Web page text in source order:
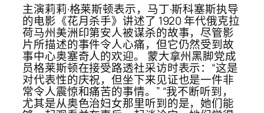
主演莉莉·格莱斯顿表示，马丁·斯科塞斯执导
的电影《花月杀手》讲述了 1920 年代俄克拉
荷马州美洲印第安人被谋杀的故事，尽管影
片所描述的事件令人心痛，但它仍然受到故
事中心奥塞奇人的欢迎。 蒙大拿州黑脚党成
员格莱斯顿在接受路透社采访时表示：“这是
对代表性的庆祝，但坐下来见证也是一件非
常令人震惊和痛苦的事情。” “我不断听到，
尤其是从奥色治妇女那里听到的是，她们能